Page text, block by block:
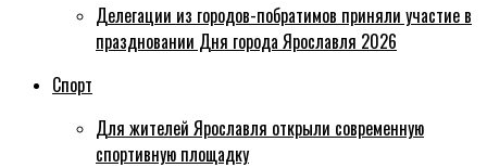
Делегации из городов-побратимов приняли участие в
праздновании Дня города Ярославля 2026
Спорт
Для жителей Ярославля открыли современную
спортивную площадку